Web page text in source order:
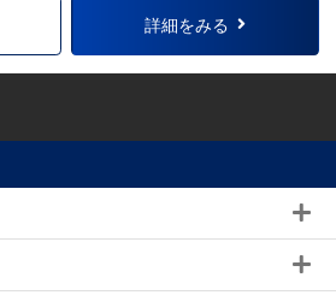
詳細をみる